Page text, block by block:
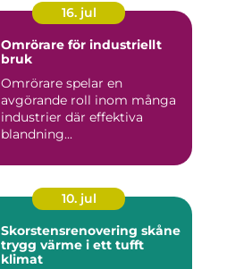
16. jul
Omrörare för industriellt
bruk
Omrörare spelar en
avgörande roll inom många
industrier där effektiva
blandning...
10. jul
Skorstensrenovering skåne
trygg värme i ett tufft
klimat